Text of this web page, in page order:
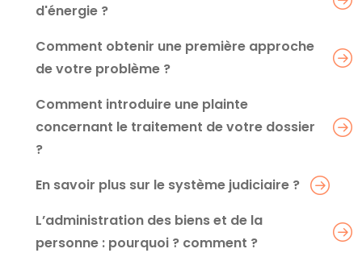
d'énergie ?
Comment obtenir une première approche
de votre problème ?
Comment introduire une plainte
concernant le traitement de votre dossier
?
En savoir plus sur le système judiciaire ?
L’administration des biens et de la
personne : pourquoi ? comment ?